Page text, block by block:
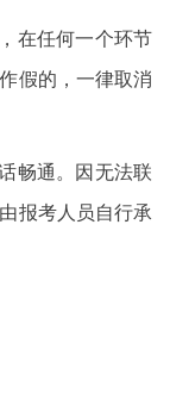
在任何一个环节
假的，一律取消
畅通。因无法联
报考人员自行承